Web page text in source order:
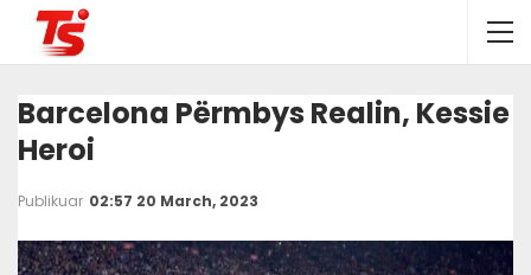
Barcelona Përmbys Realin, Kessie
Heroi
Publikuar 02:57 20 March, 2023